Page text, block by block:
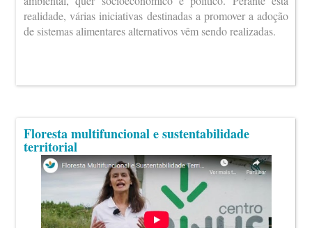
realidade, várias iniciativas destinadas a promover a adoção
de sistemas alimentares alternativos vêm sendo realizadas.
Floresta multifuncional e sustentabilidade
territorial